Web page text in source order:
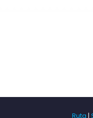
Ruta |